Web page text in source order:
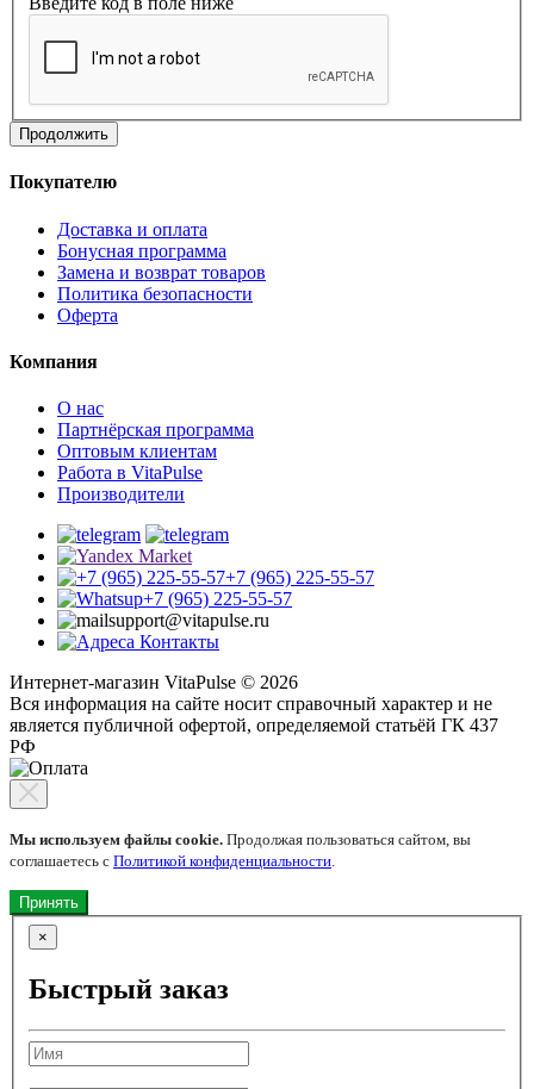
Продолжить
Покупателю
Доставка и оплата
Бонусная программа
Замена и возврат товаров
Политика безопасности
Оферта
Компания
О нас
Партнёрская программа
Оптовым клиентам
Работа в VitaPulse
Производители
+7 (965) 225-55-57
+7 (965) 225-55-57
support@vitapulse.ru
Контакты
Интернет-магазин VitaPulse © 2026
Вся информация на сайте носит справочный характер и не
является публичной офертой, определяемой статьёй ГК 437
РФ
Мы используем файлы cookie. Продолжая пользоваться сайтом, вы
соглашаетесь с Политикой конфиденциальности.
Принять
×
Быстрый заказ